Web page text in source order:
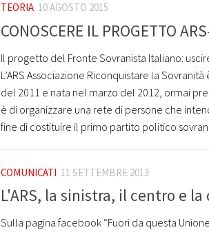
TEORIA 10 AGOSTO 2015
CONOSCERE IL PROGETTO
Il progetto del Fronte Sovranista Italiano:
L’ARS Associazione Riconquistare la
del 2011 e nata nel marzo del 2012, ormai
è di organizzare una rete di persone che
fine di costituire il primo partito politico
COMUNICATI 11 SETTEMBRE 2013
L'ARS, la sinistra, il centro e la
Sulla pagina facebook “Fuori da questa